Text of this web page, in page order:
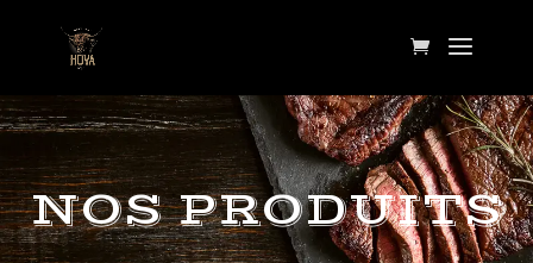
NOS PRODUITS